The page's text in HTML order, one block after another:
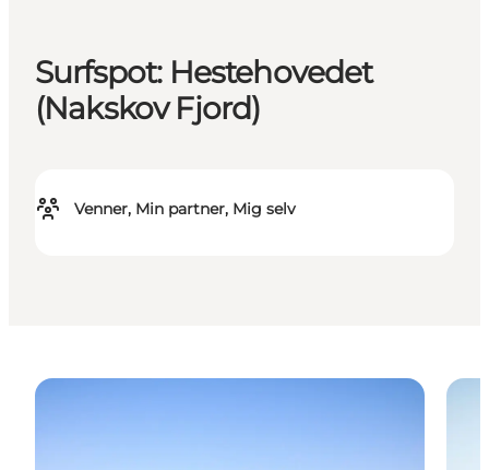
Surfspot: Hestehovedet
(Nakskov Fjord)
Venner, Min partner, Mig selv